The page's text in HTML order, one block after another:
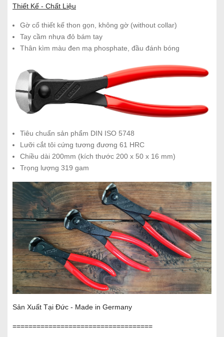
Thiết Kế - Chất Liệu
Gờ cổ thiết kế thon gọn, không gờ (without collar)
Tay cầm nhựa đỏ bám tay
Thân kìm màu đen mạ phosphate, đầu đánh bóng
Tiêu chuẩn sản phẩm DIN ISO 5748
Lưỡi cắt tôi cứng tương đương 61 HRC
Chiều dài 200mm (kích thước 200 x 50 x 16 mm)
Trọng lượng 319 gam
Sản Xuất Tại Đức - Made in Germany
===================================